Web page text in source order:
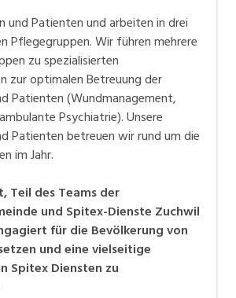
und Patienten und arbeiten in drei
Pflegegruppen. Wir führen mehrere
zu spezialisierten
zur optimalen Betreuung der
Patienten (Wundmanagement,
Psychiatrie). Unsere
Patienten betreuen wir rund um die
im Jahr.
Teil des Teams der
und Spitex-Dienste Zuchwil
für die Bevölkerung von
und eine vielseitige
Spitex Diensten zu